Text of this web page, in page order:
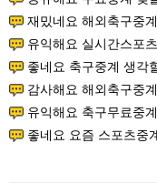
재밌네요 해외축구중계 링크 찾기 쉬워서 자
유익해요 실시간스포츠 정보 확인하기 좋아
좋네요 축구중계 생각할 때 도움 되는 팁이
감사해요 해외축구중계 링크 찾기 쉬워서
유익해요 축구무료중계 사이트 중에 여기가
좋네요 요즘 스포츠중계 볼 때마다 이 사